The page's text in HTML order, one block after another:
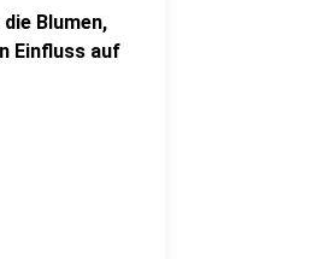
Blumen,
Einfluss auf